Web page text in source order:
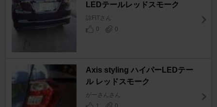
LEDテールレッドスモーク
諒FITさん
0
0
Axis styling ハイパーLEDテー
ル レッドスモーク
がーさんさん